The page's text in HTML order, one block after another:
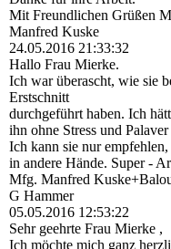
Mit Freundlichen Grüßen
Manfred Kuske
24.05.2016 21:33:32
Hallo Frau Mierke.
Ich war überascht, wie sie
Erstschnitt
durchgeführt haben. Ich
ihn ohne Stress und
Ich kann sie nur
in andere Hände. Super -
Mfg. Manfred
G Hammer
05.05.2016 12:53:22
Sehr geehrte Frau Mierke ,
Ich möchte mich ganz